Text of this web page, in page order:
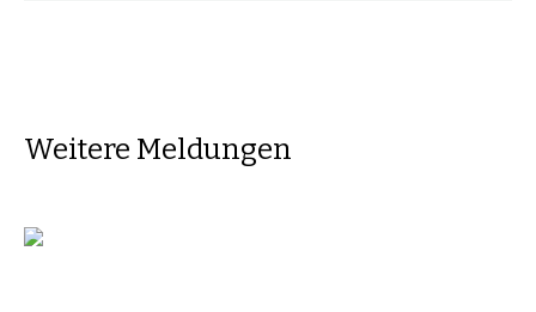
Weitere Meldungen